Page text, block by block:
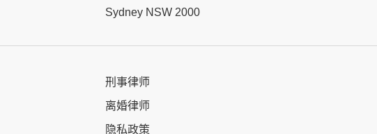
Sydney NSW 2000
刑事律师
离婚律师
隐私政策